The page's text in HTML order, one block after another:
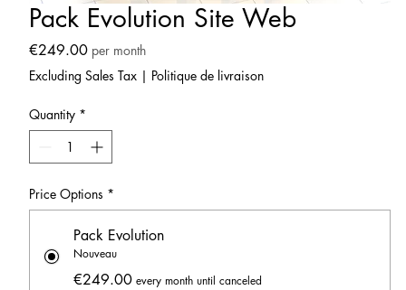
Pack Evolution Site Web
€249.00Price
per month
Excluding Sales Tax| Politique de livraison
Quantity *
Price Options *
Pack Evolution
Nouveau
€249.00 every month until canceled